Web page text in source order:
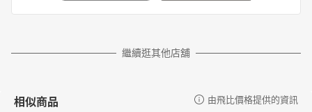
繼續逛其他店舖
相似商品 由飛比價格提供的資訊